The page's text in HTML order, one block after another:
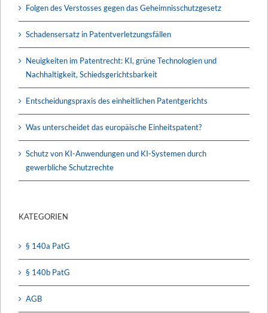
Folgen des Verstosses gegen das Geheimnisschutzgesetz
Schadensersatz in Patentverletzungsfällen
Neuigkeiten im Patentrecht: KI, grüne Technologien und
Nachhaltigkeit, Schiedsgerichtsbarkeit
Entscheidungspraxis des einheitlichen Patentgerichts
Was unterscheidet das europäische Einheitspatent?
Schutz von KI-Anwendungen und KI-Systemen durch
gewerbliche Schutzrechte
KATEGORIEN
§ 140a PatG
§ 140b PatG
AGB